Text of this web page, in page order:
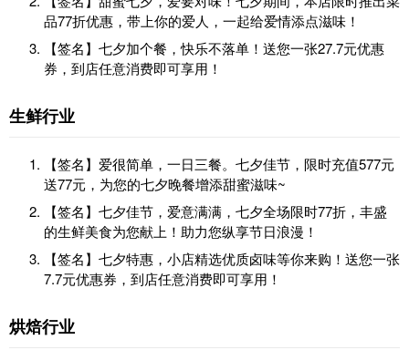
品77折优惠，带上你的爱人，一起给爱情添点滋味！
【签名】七夕加个餐，快乐不落单！送您一张27.7元优惠
券，到店任意消费即可享用！
生鲜行业
【签名】爱很简单，一日三餐。七夕佳节，限时充值577元
送77元，为您的七夕晚餐增添甜蜜滋味~
【签名】七夕佳节，爱意满满，七夕全场限时77折，丰盛
的生鲜美食为您献上！助力您纵享节日浪漫！
【签名】七夕特惠，小店精选优质卤味等你来购！送您一张
7.7元优惠券，到店任意消费即可享用！
烘焙行业